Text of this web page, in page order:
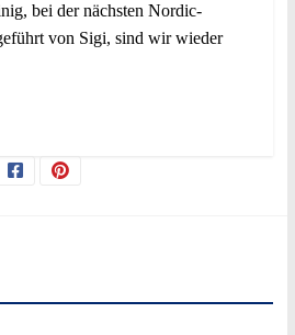
bei der nächsten Nordic-
von Sigi, sind wir wieder